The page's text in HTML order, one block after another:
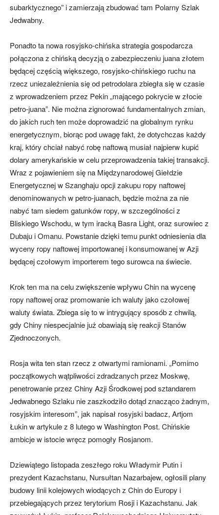
subarktycznego” i zamierzają zbudować tam Polarny Szlak
Jedwabny.
Ponadto ta nowa rosyjsko-chińska strategia gospodarcza
połączona z chińską decyzją o zabezpieczeniu juana złotem
będącej częścią większego, rosyjsko-chińskiego ruchu na
rzecz uniezależnienia się od petrodolara zbiegła się w czasie
z wprowadzeniem przez Pekin „mającego pokrycie w złocie
petro-juana”. Nie można zignorować fundamentalnych zmian,
do jakich ruch ten może doprowadzić na globalnym rynku
energetycznym, biorąc pod uwagę fakt, że dotychczas każdy
kraj, który chciał nabyć robę naftową musiał najpierw kupić
dolary amerykańskie w celu przeprowadzenia takiej transakcji.
Wraz z pojawieniem się na Międzynarodowej Giełdzie
Energetycznej w Szanghaju opcji zakupu ropy naftowej
denominowanych w petro-juanach, będzie można za nie
nabyć tam siedem gatunków ropy, w szczególności z
Bliskiego Wschodu, w tym iracką Basra Light, oraz surowiec z
Dubaju i Omanu. Powstanie dzięki temu punkt odniesienia dla
wyceny ropy naftowej importowanej i konsumowanej w Azji
będącej czołowym importerem tego surowca na świecie.
Krok ten ma na celu zwiększenie wpływu Chin na wycenę
ropy naftowej oraz promowanie ich waluty jako czołowej
waluty świata. Zbiega się to w intrygujący sposób z chwilą,
gdy Chiny niespecjalnie już obawiają się reakcji Stanów
Zjednoczonych.
Rosja wita ten stan rzecz z otwartymi ramionami. „Pomimo
początkowych wątpliwości zdradzanych przez Moskwę,
penetrowanie przez Chiny Azji Środkowej pod sztandarem
Jedwabnego Szlaku nie zaszkodziło dotąd znacząco żadnym,
rosyjskim interesom”, jak napisał rosyjski badacz, Artjom
Łukin w artykule z 8 lutego w Washington Post. Chińskie
ambicje w istocie wręcz pomogły Rosjanom.
Dziewiątego listopada zeszłego roku Władymir Putin i
prezydent Kazachstanu, Nursułtan Nazarbajew, ogłosili plany
budowy linii kolejowych wiodących z Chin do Europy i
przebiegających przez terytorium Rosji i Kazachstanu. Jak